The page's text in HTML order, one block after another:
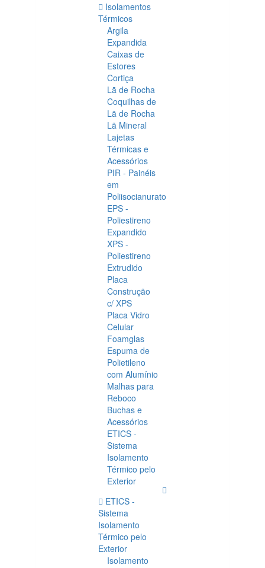
Isolamentos
Térmicos
Argila
Expandida
Caixas de
Estores
Cortiça
Lã de Rocha
Coquilhas de
Lã de Rocha
Lã Mineral
Lajetas
Térmicas e
Acessórios
PIR - Painéis
em
Poliisocianurato
EPS -
Poliestireno
Expandido
XPS -
Poliestireno
Extrudido
Placa
Construção
c/ XPS
Placa Vidro
Celular
Foamglas
Espuma de
Polietileno
com Alumínio
Malhas para
Reboco
Buchas e
Acessórios
ETICS -
Sistema
Isolamento
Térmico pelo
Exterior
ETICS -
Sistema
Isolamento
Térmico pelo
Exterior
Isolamento